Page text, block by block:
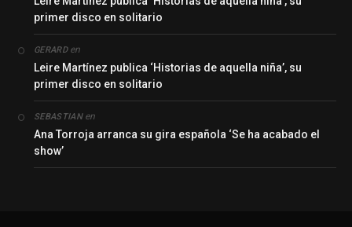
primer disco en solitario
GERARDen
Leire Martínez publica ‘Historias de aquella niña’, su
primer disco en solitario
SEBASTIANen
Ana Torroja arranca su gira española ‘Se ha acabado el
show’